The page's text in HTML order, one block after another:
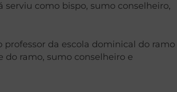
serviu como bispo, sumo conselheiro,
professor da escola dominical do ramo
do ramo, sumo conselheiro e